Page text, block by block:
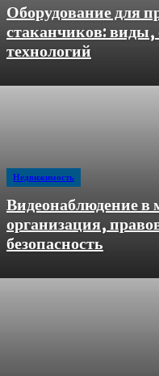
Оборудование для
стаканчиков: виды,
технологий
Недвижимость
Видеонаблюдение в
организация,
безопасность